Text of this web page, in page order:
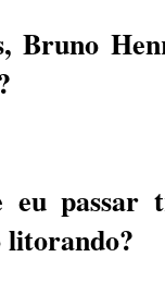
Bruno
eu passar
litorando?